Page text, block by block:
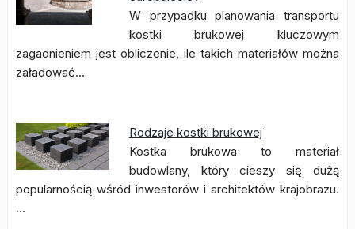
W przypadku planowania transportu
kostki brukowej kluczowym
zagadnieniem jest obliczenie, ile takich materiałów można
załadować…
Rodzaje kostki brukowej
Kostka brukowa to materiał
budowlany, który cieszy się dużą
popularnością wśród inwestorów i architektów krajobrazu.
…